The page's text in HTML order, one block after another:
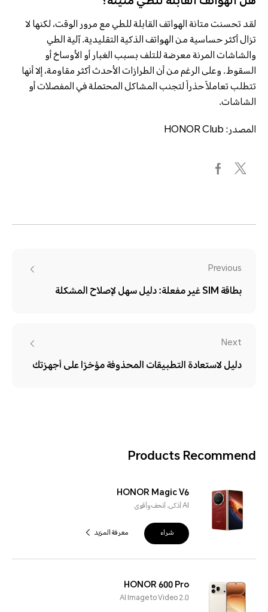
لقد تحسنت متانة الهواتف القابلة للطي مع مرور الوقت، لكنها لا
تزال أكثر حساسية من الهواتف الذكية التقليدية. آلية الطي
والشاشات المرنة معرضة للتلف بسبب الغبار أو الأوساخ أو
السقوط. وعلى الرغم من أن الطرازات الأحدث أكثر مقاومة، إلا أنها
تتطلب تعاملاً حذراً لتجنب المشاكل المحتملة في المفصلات أو
الشاشات.
المصدر: HONOR Club
Previous
بطاقة SIM غير مفعلة: دليل سهل لإصلاح المشكلة
Next
دليل لاستعادة التطبيقات المحذوفة مؤخرًا على أجهزتك
Products Recommend
HONOR Magic V6
AI أذكى، أنحف وأقوى
شراء معرفة المزيد
HONOR 600 Pro
AI Image to Video 2.0